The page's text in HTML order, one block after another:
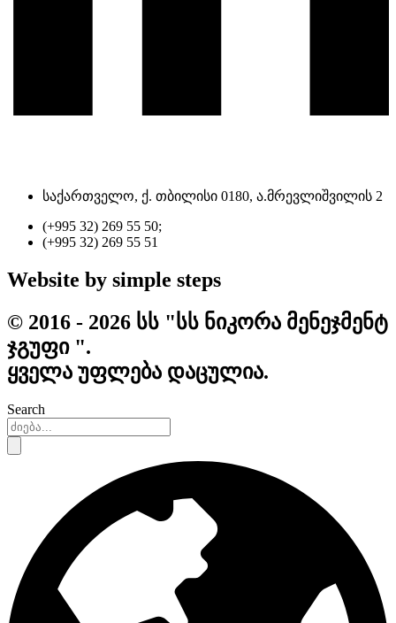
საქართველო, ქ. თბილისი 0180, ა.მრევლიშვილის 2
(+995 32) 269 55 50;
(+995 32) 269 55 51
Website by simple steps
© 2016 - 2026 სს "სს ნიკორა მენეჯმენტ
ჯგუფი ".
ყველა უფლება დაცულია.
Search